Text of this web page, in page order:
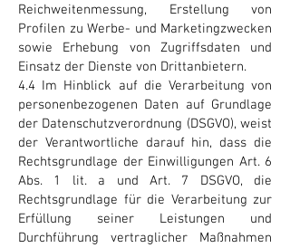
Reichweitenmessung, Erstellung von
Profilen zu Werbe- und Marketingzwecken
sowie Erhebung von Zugriffsdaten und
Einsatz der Dienste von Drittanbietern.
4.4 Im Hinblick auf die Verarbeitung von
personenbezogenen Daten auf Grundlage
der Datenschutzverordnung (DSGVO), weist
der Verantwortliche darauf hin, dass die
Rechtsgrundlage der Einwilligungen Art. 6
Abs. 1 lit. a und Art. 7 DSGVO, die
Rechtsgrundlage für die Verarbeitung zur
Erfüllung seiner Leistungen und
Durchführung vertraglicher Maßnahmen